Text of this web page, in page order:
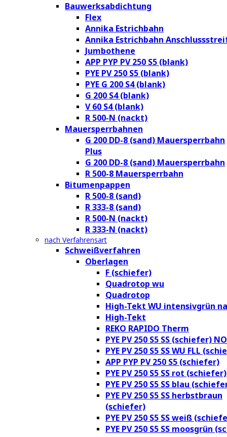
Bauwerksabdichtung
Flex
Annika Estrichbahn
Annika Estrichbahn
Jumbothene
APP PYP PV 250 S5 (blank)
PYE PV 250 S5 (blank)
PYE G 200 S4 (blank)
G 200 S4 (blank)
V 60 S4 (blank)
R 500-N (nackt)
Mauersperrbahnen
G 200 DD-8 (sand) Mauersperrbahn
Plus
G 200 DD-8 (sand) Mauersperrbahn
R 500-8 Mauersperrbahn
Bitumenpappen
R 500-8 (sand)
R 333-8 (sand)
R 500-N (nackt)
R 333-N (nackt)
nach Verfahrensart
Schweißverfahren
Oberlagen
F (schiefer)
Quadrotop wu
Quadrotop
High-Tekt WU intensivgrün
High-Tekt
REKO RAPIDO Therm
PYE PV 250 S5 SS (schiefer)
PYE PV 250 S5 SS WU FLL
APP PYP PV 250 S5 (schiefer)
PYE PV 250 S5 SS rot (schiefer)
PYE PV 250 S5 SS blau
PYE PV 250 S5 SS herbstbraun
(schiefer)
PYE PV 250 S5 SS weiß
PYE PV 250 S5 SS moosgrün